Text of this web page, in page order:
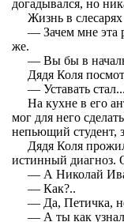
догадывался, но
Жизнь в
— Зачем мне эта
же.
— Вы бы в
Дядя Коля
— Уставать стал...
На кухне в его
мог для него
непьющий студент,
Дядя Коля
истинный диагноз.
— А Николай
— Как?..
— Да, Петичка,
— А ты как